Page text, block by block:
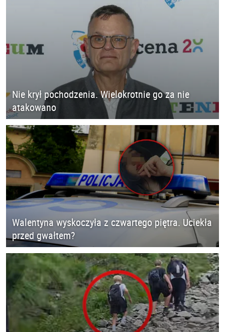
Nie krył pochodzenia. Wielokrotnie go za nie
atakowano
Walentyna wyskoczyła z czwartego piętra. Uciekła
przed gwałtem?